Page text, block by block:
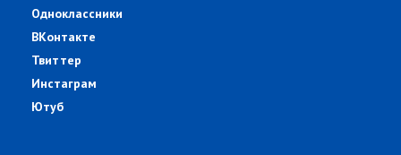
Одноклассники
ВКонтакте
Твиттер
Инстаграм
Ютуб